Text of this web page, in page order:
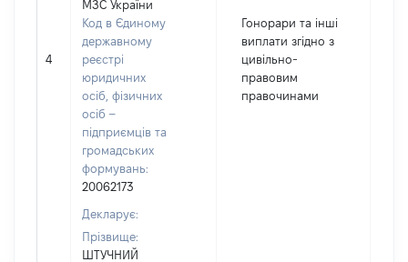
4
МЗС України
Код в Єдиному
державному
реєстрі
юридичних
осіб, фізичних
осіб –
підприємців та
громадських
формувань:
20062173
Декларує:
Прізвище:
ШТУЧНИЙ
Гонорари та інші
виплати згідно з
цивільно-
правовим
правочинами